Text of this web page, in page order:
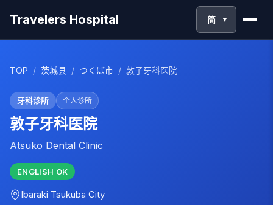
Travelers Hospital 简 ▼
TOP / 茨城县 / つくば市 / 敦子牙科医院
牙科诊所 个人诊所
敦子牙科医院
Atsuko Dental Clinic
ENGLISH OK
Ibaraki Tsukuba City